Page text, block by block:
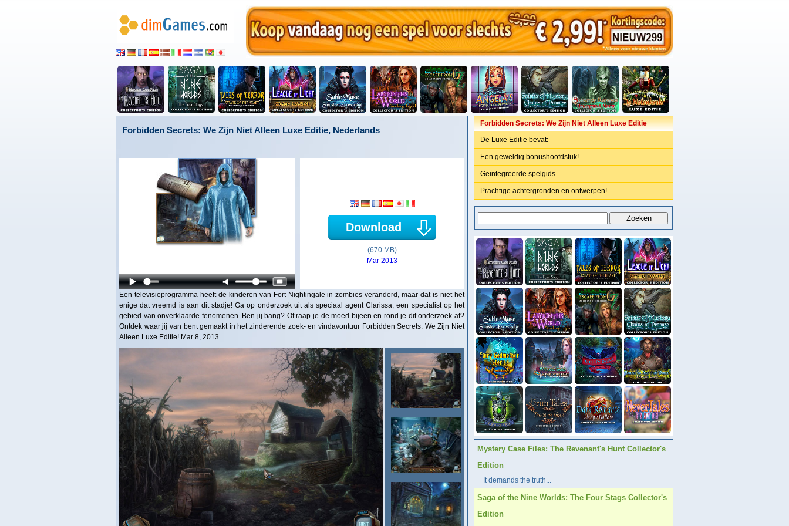
Forbidden Secrets: We Zijn Niet Alleen Luxe Editie, Nederlands
Download
(670 MB)
Mar 2013
Een televisieprogramma heeft de kinderen van Fort Nightingale in zombies veranderd, maar dat is niet het
enige dat vreemd is aan dit stadje! Ga op onderzoek uit als speciaal agent Clarissa, een specialist op het
gebied van onverklaarde fenomenen. Ben jij bang? Of raap je de moed bijeen en rond je dit onderzoek af?
Ontdek waar jij van bent gemaakt in het zinderende zoek- en vindavontuur Forbidden Secrets: We Zijn Niet
Alleen Luxe Editie! Mar 8, 2013
Forbidden Secrets: We Zijn Niet Alleen Luxe Editie
De Luxe Editie bevat:
Een geweldig bonushoofdstuk!
Geïntegreerde spelgids
Prachtige achtergronden en ontwerpen!
Mystery Case Files: The Revenant's Hunt Collector's
Edition
It demands the truth...
Saga of the Nine Worlds: The Four Stags Collector's
Edition